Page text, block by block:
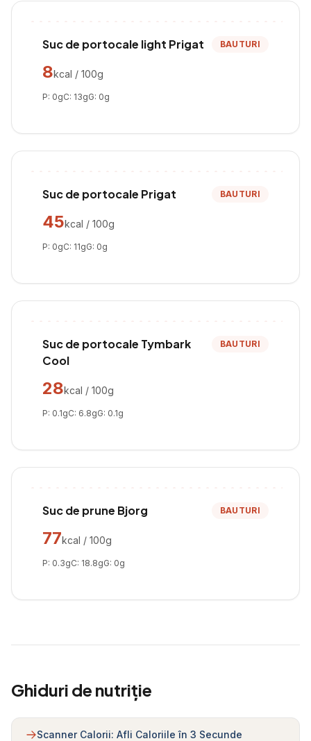
Suc de portocale light Prigat BAUTURI
8kcal / 100g
P: 0gC: 13gG: 0g
Suc de portocale Prigat BAUTURI
45kcal / 100g
P: 0gC: 11gG: 0g
Suc de portocale Tymbark
Cool
BAUTURI
28kcal / 100g
P: 0.1gC: 6.8gG: 0.1g
Suc de prune Bjorg BAUTURI
77kcal / 100g
P: 0.3gC: 18.8gG: 0g
Ghiduri de nutriție
Scanner Calorii: Afli Caloriile în 3 Secunde